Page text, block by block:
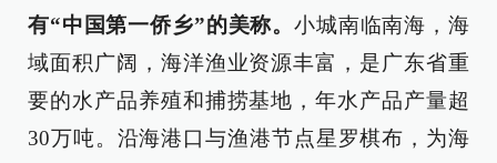
有“中国第一侨乡”的美称。小城南临南海，海
域面积广阔，海洋渔业资源丰富，是广东省重
要的水产品养殖和捕捞基地，年水产品产量超
30万吨。沿海港口与渔港节点星罗棋布，为海